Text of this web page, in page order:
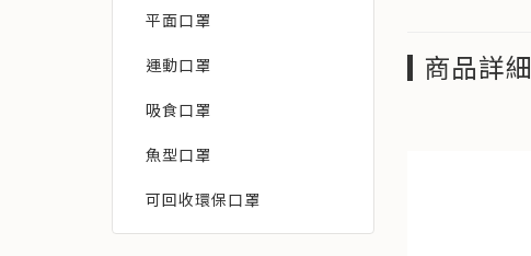
平面口罩
運動口罩
吸食口罩
魚型口罩
可回收環保口罩
商品詳